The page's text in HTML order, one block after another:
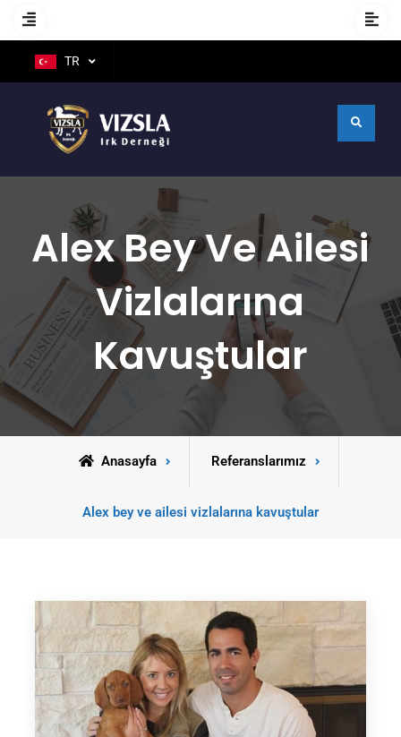
TR
Alex Bey Ve Ailesi
Vizlalarına
Kavuştular
Anasayfa Referanslarımız
Alex bey ve ailesi vizlalarına kavuştular